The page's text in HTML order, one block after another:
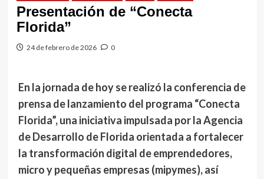
Presentación de “Conecta
Florida”
24 de febrero de 2026 0
En la jornada de hoy se realizó la conferencia de
prensa de lanzamiento del programa “Conecta
Florida”, una iniciativa impulsada por la Agencia
de Desarrollo de Florida orientada a fortalecer
la transformación digital de emprendedores,
micro y pequeñas empresas (mipymes), así